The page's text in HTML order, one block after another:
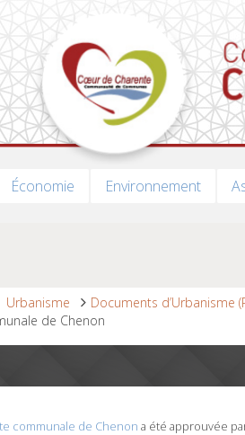
Économie Environnement
Urbanisme Documents d’Urbanisme
de Chenon
communale de Chenon a été approuvée